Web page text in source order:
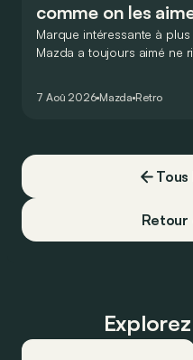
comme on les
Marque intéressante à plus
Mazda a toujours aimé ne
de la plus belle des
7 Aoû 2026 Mazda Retro
Retour